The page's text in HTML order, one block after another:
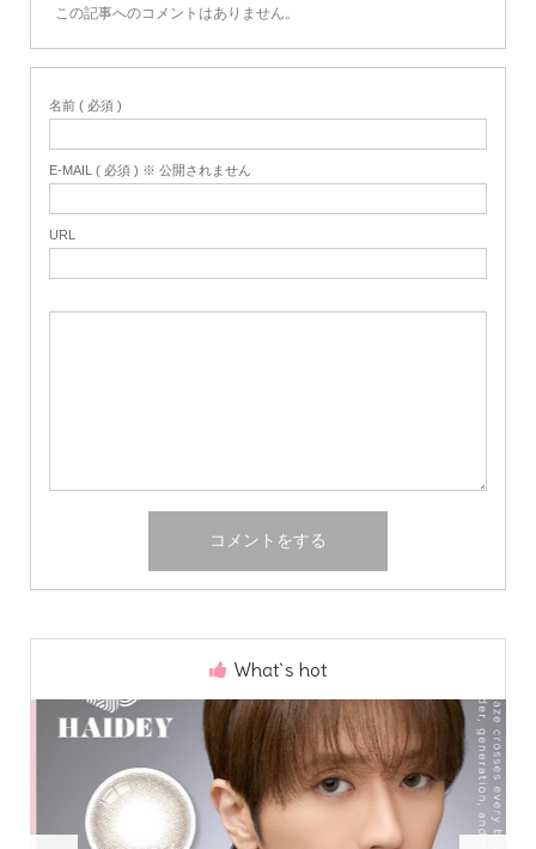
この記事へのコメントはありません。
名前 ( 必須 )
E-MAIL ( 必須 ) ※ 公開されません
URL
What`s hot